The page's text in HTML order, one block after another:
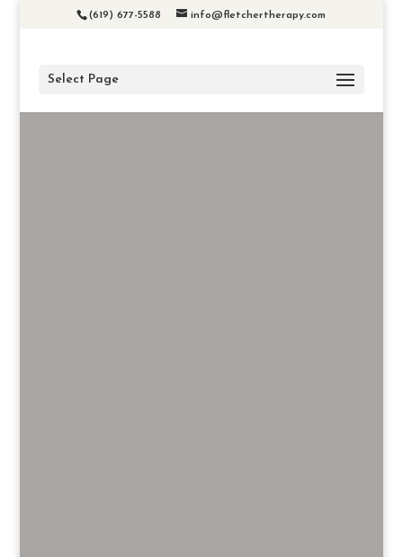
(619) 677-5588 info@fletchertherapy.com
Select Page